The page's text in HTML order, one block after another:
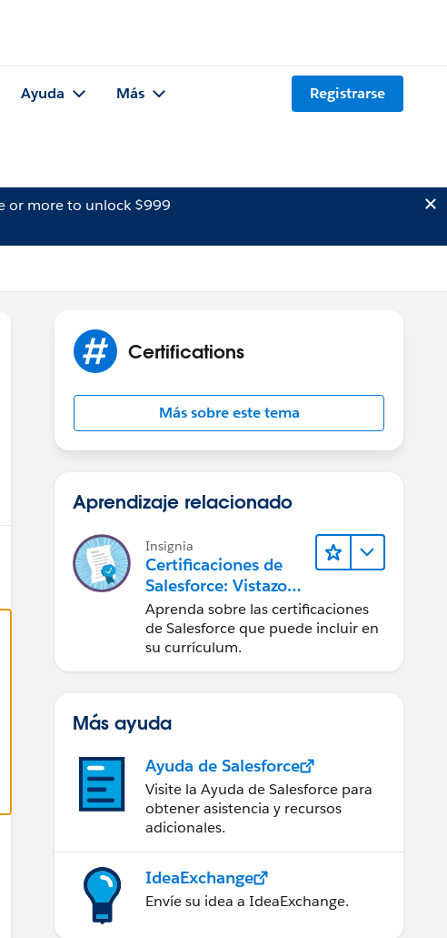
Ayuda Más Registrarse
or more to unlock $999
Certifications
Más sobre este tema
Aprendizaje relacionado
Insignia
Certificaciones de
Salesforce: Vistazo
rápido
Aprenda sobre las certificaciones
de Salesforce que puede incluir en
su currículum.
Más ayuda
Ayuda de Salesforce
Visite la Ayuda de Salesforce para
obtener asistencia y recursos
adicionales.
IdeaExchange
Envíe su idea a IdeaExchange.